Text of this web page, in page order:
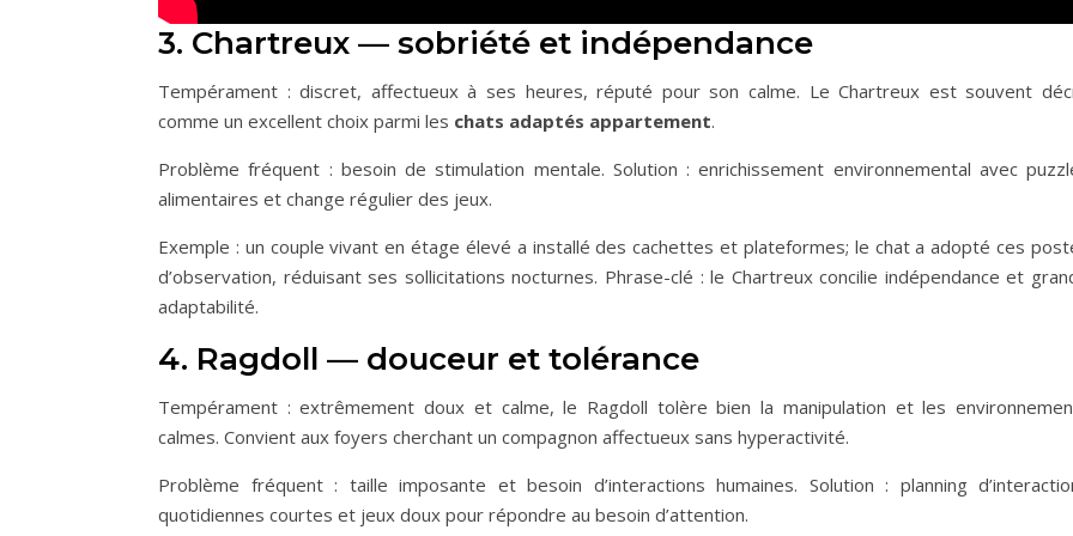
3. Chartreux — sobriété et indépendance
Tempérament : discret, affectueux à ses heures, réputé pour son calme. Le Chartreux est souvent
comme un excellent choix parmi les chats adaptés appartement.
Problème fréquent : besoin de stimulation mentale. Solution : enrichissement environnemental avec
alimentaires et change régulier des jeux.
Exemple : un couple vivant en étage élevé a installé des cachettes et plateformes; le chat a adopté ces
d’observation, réduisant ses sollicitations nocturnes. Phrase-clé : le Chartreux concilie indépendance et
adaptabilité.
4. Ragdoll — douceur et tolérance
Tempérament : extrêmement doux et calme, le Ragdoll tolère bien la manipulation et les
calmes. Convient aux foyers cherchant un compagnon affectueux sans hyperactivité.
Problème fréquent : taille imposante et besoin d’interactions humaines. Solution : planning
quotidiennes courtes et jeux doux pour répondre au besoin d’attention.